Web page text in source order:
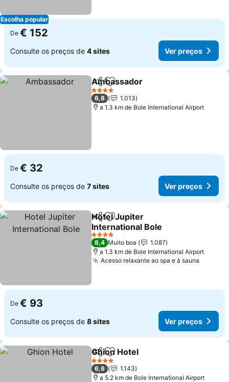
Escolha popular
De € 152
Consulte os preços de 4 sites Ver preços
PartilharAdicionar aos favoritos
Ambassador
4 Estrelas
6,8
1.013
a 1.3 km de Bole International Airport
De € 32
Consulte os preços de 7 sites Ver preços
PartilharAdicionar aos favoritos
Hotel Jupiter
International Bole
Ver preços
4 Estrelas
8,4 Muito boa
1.087
a 1.3 km de Bole International Airport
Acesso relaxante ao spa e à sauna
De € 93
Consulte os preços de 8 sites Ver preços
PartilharAdicionar aos favoritos
Ghion Hotel
4 Estrelas
6,6
1.143
a 5.2 km de Bole International Airport